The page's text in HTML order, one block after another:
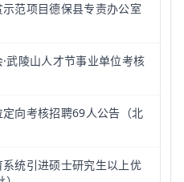
范项目德保县专责办公室
武陵山人才节事业单位考核
向考核招聘69人公告（北
统引进硕士研究生以上优